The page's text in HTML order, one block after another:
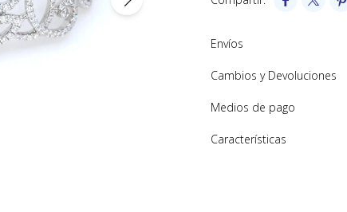
Envíos
Cambios y Devoluciones
Medios de pago
Características